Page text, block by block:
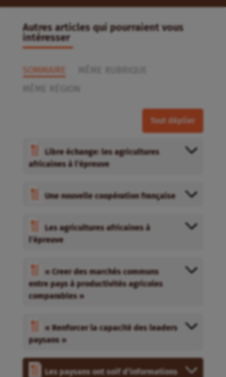
Autres articles qui pourraient vous
intéresser
SOMMAIRE
Tout déplier
Libre échange: les agricultures
africaines à l’épreuve
Une nouvelle coopération française
Les agricultures africaines à
l’épreuve
« Creer des marchés communs
entre pays à productivités agricoles
comparables »
« Renforcer la capacité des leaders
paysans »
Les paysans ont soif d’informations